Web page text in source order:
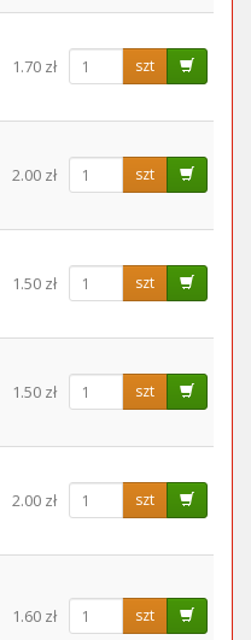
1.70 zł szt
2.00 zł szt
1.50 zł szt
1.50 zł szt
2.00 zł szt
1.60 zł szt